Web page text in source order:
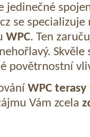
jedinečné
se specializuje
WPC. Ten
povětrnostní
WPC terasy
Vám zcela